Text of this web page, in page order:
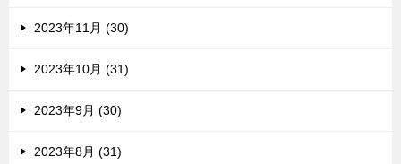
2023年11月 (30)
2023年10月 (31)
2023年9月 (30)
2023年8月 (31)